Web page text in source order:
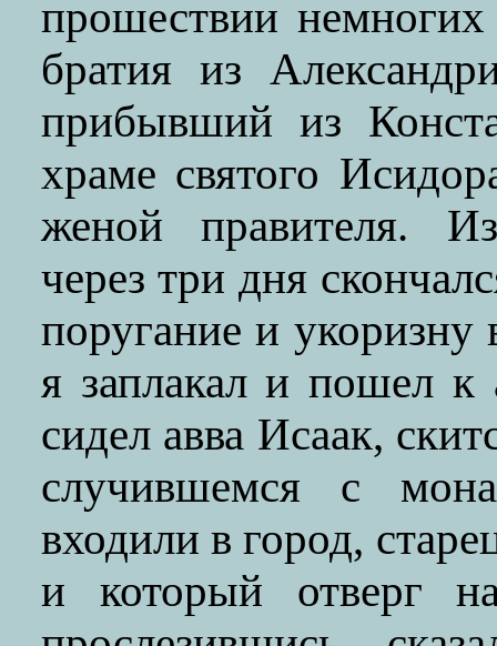
прошествии
братия из
прибывший из
храме святого
женой правителя.
через три дня
поругание и
я заплакал и пошел к
сидел авва Исаак,
случившемся с
входили в город,
и который отверг